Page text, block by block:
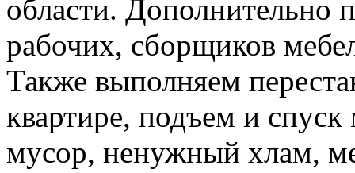
области. Дополнительно
рабочих, сборщиков
Также выполняем
квартире, подъем и
мусор, ненужный хлам,